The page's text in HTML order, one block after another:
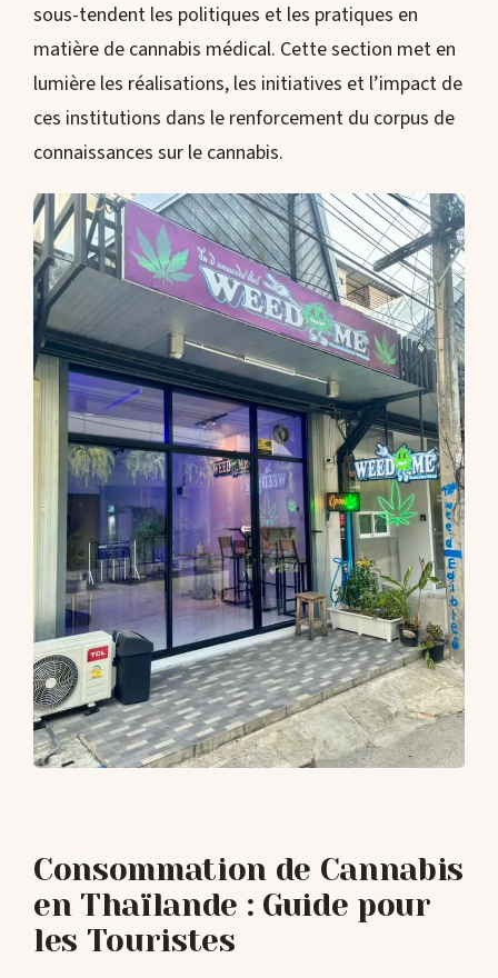
sous-tendent les politiques et les pratiques en
matière de cannabis médical. Cette section met en
lumière les réalisations, les initiatives et l’impact de
ces institutions dans le renforcement du corpus de
connaissances sur le cannabis.
Consommation de Cannabis
en Thaïlande : Guide pour
les Touristes